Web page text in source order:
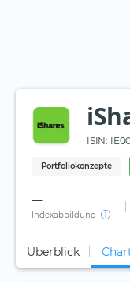
ISIN:
Portfoliokonzepte
—
Indexabbildung
Überblick